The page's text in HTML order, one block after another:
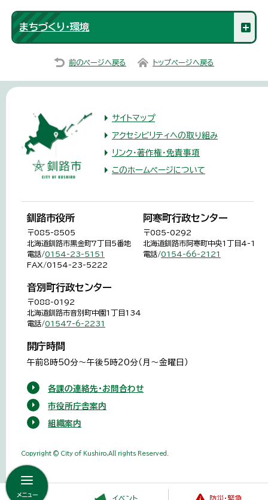
まちづくり・環境
前のページへ戻る トップページへ戻る
メニュー イベント 防災・緊急
サイトマップ
アクセシビリティへの取り組み
リンク・著作権・免責事項
このホームページについて
釧路市役所
〒085-8505
北海道釧路市黒金町7丁目5番地
電話/0154-23-5151
FAX/0154-23-5222
阿寒町行政センター
〒085-0292
北海道釧路市阿寒町中央1丁目4-1
電話/0154-66-2121
音別町行政センター
〒088-0192
北海道釧路市音別町中園1丁目134
電話/01547-6-2231
開庁時間
午前8時50分～午後5時20分（月～金曜日）
各課の連絡先・お問合わせ
市役所庁舎案内
組織案内
Copyright © City of Kushiro,All rights Reserved.